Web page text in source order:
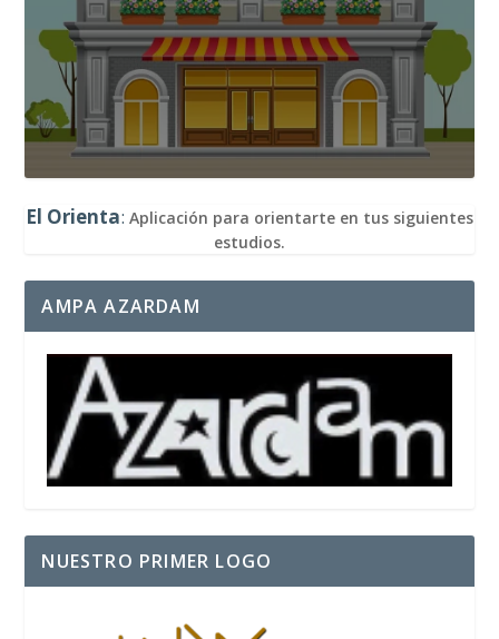
El Orienta: Aplicación para orientarte en tus siguientes
estudios.
AMPA AZARDAM
NUESTRO PRIMER LOGO